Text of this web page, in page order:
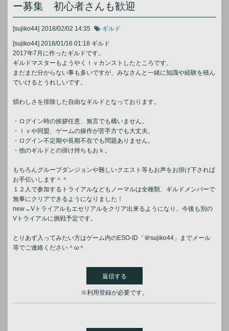
ー募集 初心者さんも歓迎
[sujiko44] 2018/02/02 14:35 ギルド
[sujiko44] 2018/01/16 01:18 ギルド
2017年7月に作ったギルドです。
ギルドマスターもようやくｌｖカンストしたところです、
まだまだ分からない事も多いですが、みなさんと一緒に知識や経験を積ん
でいけるとうれしいです。
煩わしさを排除した自由なギルドとなっております。
・ログイン時の挨拶任意、無言でも構いません。
・ｌｖや同盟、ゲームの操作が苦手方でも大丈夫。
・ログイン不定期や長期不在でも問題ありません。
・他のギルドとの掛け持ちもおｋ。
もちろんグループダンジョンや難しいクエスト等もお声をお掛け下されば
お手伝いします＾＾
１２人で参加するトライアルなどもノーマルは全種類、ギルドメンバーで
無事にクリアできるようになりました！
new→Vトライアルもエセリアルをクリア出来るようになり、今後も別の
Vトライアルに挑戦予定です。
とりあず入ってみたい方はゲーム内のESO-ID「＠sujiko44」までメール
等でご連絡ください＾ω＾
返信する
※利用登録が必要です。